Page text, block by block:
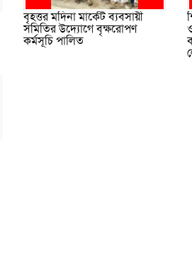
বৃহত্তর মদিনা মার্কেট ব্যবসায়ী
সমিতির উদ্যোগে বৃক্ষরোপণ
কর্মসূচি পালিত